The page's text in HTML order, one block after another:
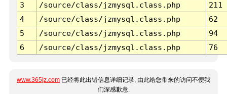
3 /source/class/jzmysql.class.php
211
4
/source/class/jzmysql.class.php
62
5
/source/class/jzmysql.class.php
94
6
/source/class/jzmysql.class.php 76
www.365jz.com 已经将此出错信息详细记录, 由此给您带来的访问不便我
们深感歉意.